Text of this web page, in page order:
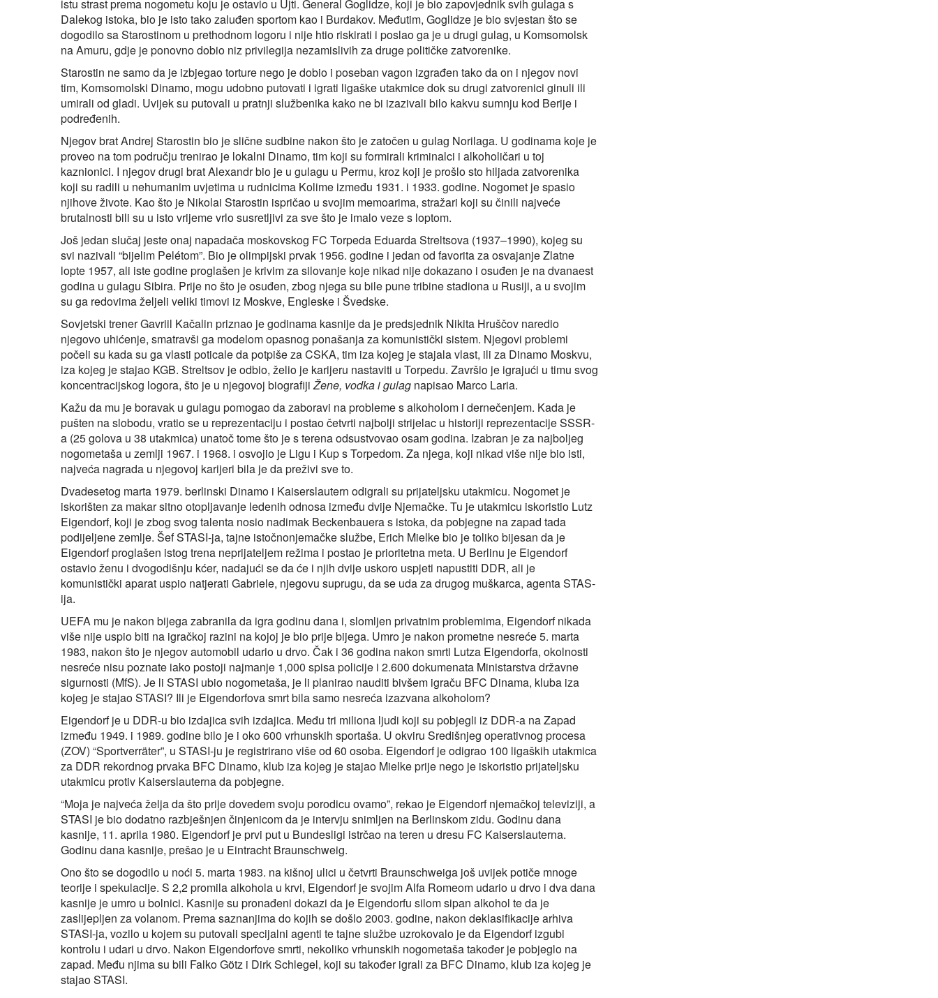
istu strast prema nogometu koju je ostavio u Ujti. General Goglidze, koji je bio zapovjednik svih gulaga s
Dalekog istoka, bio je isto tako zaluđen sportom kao i Burdakov. Međutim, Goglidze je bio svjestan što se
dogodilo sa Starostinom u prethodnom logoru i nije htio riskirati i poslao ga je u drugi gulag, u Komsomolsk
na Amuru, gdje je ponovno dobio niz privilegija nezamislivih za druge političke zatvorenike.
Starostin ne samo da je izbjegao torture nego je dobio i poseban vagon izgrađen tako da on i njegov novi
tim, Komsomolski Dinamo, mogu udobno putovati i igrati ligaške utakmice dok su drugi zatvorenici ginuli ili
umirali od gladi. Uvijek su putovali u pratnji službenika kako ne bi izazivali bilo kakvu sumnju kod Berije i
podređenih.
Njegov brat Andrej Starostin bio je slične sudbine nakon što je zatočen u gulag Norilaga. U godinama koje je
proveo na tom području trenirao je lokalni Dinamo, tim koji su formirali kriminalci i alkoholičari u toj
kaznionici. I njegov drugi brat Alexandr bio je u gulagu u Permu, kroz koji je prošlo sto hiljada zatvorenika
koji su radili u nehumanim uvjetima u rudnicima Kolime između 1931. i 1933. godine. Nogomet je spasio
njihove živote. Kao što je Nikolai Starostin ispričao u svojim memoarima, stražari koji su činili najveće
brutalnosti bili su u isto vrijeme vrlo susretljivi za sve što je imalo veze s loptom.
Još jedan slučaj jeste onaj napadača moskovskog FC Torpeda Eduarda Streltsova (1937–1990), kojeg su
svi nazivali “bijelim Pelétom”. Bio je olimpijski prvak 1956. godine i jedan od favorita za osvajanje Zlatne
lopte 1957, ali iste godine proglašen je krivim za silovanje koje nikad nije dokazano i osuđen je na dvanaest
godina u gulagu Sibira. Prije no što je osuđen, zbog njega su bile pune tribine stadiona u Rusiji, a u svojim
su ga redovima željeli veliki timovi iz Moskve, Engleske i Švedske.
Sovjetski trener Gavriil Kačalin priznao je godinama kasnije da je predsjednik Nikita Hruščov naredio
njegovo uhićenje, smatravši ga modelom opasnog ponašanja za komunistički sistem. Njegovi problemi
počeli su kada su ga vlasti poticale da potpiše za CSKA, tim iza kojeg je stajala vlast, ili za Dinamo Moskvu,
iza kojeg je stajao KGB. Streltsov je odbio, želio je karijeru nastaviti u Torpedu. Završio je igrajući u timu svog
koncentracijskog logora, što je u njegovoj biografiji Žene, vodka i gulag napisao Marco Laria.
Kažu da mu je boravak u gulagu pomogao da zaboravi na probleme s alkoholom i dernečenjem. Kada je
pušten na slobodu, vratio se u reprezentaciju i postao četvrti najbolji strijelac u historiji reprezentacije SSSR-
a (25 golova u 38 utakmica) unatoč tome što je s terena odsustvovao osam godina. Izabran je za najboljeg
nogometaša u zemlji 1967. i 1968. i osvojio je Ligu i Kup s Torpedom. Za njega, koji nikad više nije bio isti,
najveća nagrada u njegovoj karijeri bila je da preživi sve to.
Dvadesetog marta 1979. berlinski Dinamo i Kaiserslautern odigrali su prijateljsku utakmicu. Nogomet je
iskorišten za makar sitno otopljavanje ledenih odnosa između dvije Njemačke. Tu je utakmicu iskoristio Lutz
Eigendorf, koji je zbog svog talenta nosio nadimak Beckenbauera s istoka, da pobjegne na zapad tada
podijeljene zemlje. Šef STASI-ja, tajne istočnonjemačke službe, Erich Mielke bio je toliko bijesan da je
Eigendorf proglašen istog trena neprijateljem režima i postao je prioritetna meta. U Berlinu je Eigendorf
ostavio ženu i dvogodišnju kćer, nadajući se da će i njih dvije uskoro uspjeti napustiti DDR, ali je
komunistički aparat uspio natjerati Gabriele, njegovu suprugu, da se uda za drugog muškarca, agenta STAS-
ija.
UEFA mu je nakon bijega zabranila da igra godinu dana i, slomljen privatnim problemima, Eigendorf nikada
više nije uspio biti na igračkoj razini na kojoj je bio prije bijega. Umro je nakon prometne nesreće 5. marta
1983, nakon što je njegov automobil udario u drvo. Čak i 36 godina nakon smrti Lutza Eigendorfa, okolnosti
nesreće nisu poznate iako postoji najmanje 1,000 spisa policije i 2.600 dokumenata Ministarstva državne
sigurnosti (MfS). Je li STASI ubio nogometaša, je li planirao nauditi bivšem igraču BFC Dinama, kluba iza
kojeg je stajao STASI? Ili je Eigendorfova smrt bila samo nesreća izazvana alkoholom?
Eigendorf je u DDR-u bio izdajica svih izdajica. Među tri miliona ljudi koji su pobjegli iz DDR-a na Zapad
između 1949. i 1989. godine bilo je i oko 600 vrhunskih sportaša. U okviru Središnjeg operativnog procesa
(ZOV) “Sportverräter”, u STASI-ju je registrirano više od 60 osoba. Eigendorf je odigrao 100 ligaških utakmica
za DDR rekordnog prvaka BFC Dinamo, klub iza kojeg je stajao Mielke prije nego je iskoristio prijateljsku
utakmicu protiv Kaiserslauterna da pobjegne.
“Moja je najveća želja da što prije dovedem svoju porodicu ovamo”, rekao je Eigendorf njemačkoj televiziji, a
STASI je bio dodatno razbješnjen činjenicom da je intervju snimljen na Berlinskom zidu. Godinu dana
kasnije, 11. aprila 1980. Eigendorf je prvi put u Bundesligi istrčao na teren u dresu FC Kaiserslauterna.
Godinu dana kasnije, prešao je u Eintracht Braunschweig.
Ono što se dogodilo u noći 5. marta 1983. na kišnoj ulici u četvrti Braunschweiga još uvijek potiče mnoge
teorije i spekulacije. S 2,2 promila alkohola u krvi, Eigendorf je svojim Alfa Romeom udario u drvo i dva dana
kasnije je umro u bolnici. Kasnije su pronađeni dokazi da je Eigendorfu silom sipan alkohol te da je
zaslijepljen za volanom. Prema saznanjima do kojih se došlo 2003. godine, nakon deklasifikacije arhiva
STASI-ja, vozilo u kojem su putovali specijalni agenti te tajne službe uzrokovalo je da Eigendorf izgubi
kontrolu i udari u drvo. Nakon Eigendorfove smrti, nekoliko vrhunskih nogometaša također je pobjeglo na
zapad. Među njima su bili Falko Götz i Dirk Schlegel, koji su također igrali za BFC Dinamo, klub iza kojeg je
stajao STASI.